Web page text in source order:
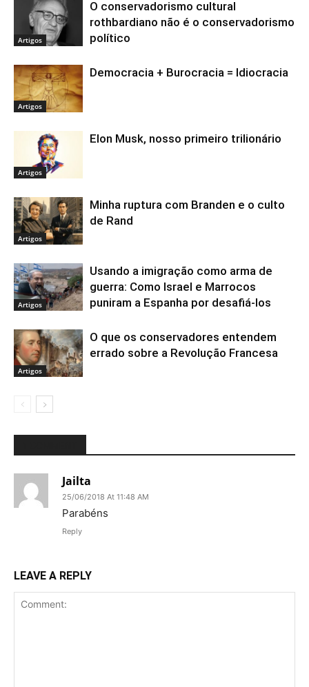
Artigos
O conservadorismo cultural
rothbardiano não é o conservadorismo
político
Artigos
Democracia + Burocracia = Idiocracia
Artigos
Elon Musk, nosso primeiro trilionário
Artigos
Minha ruptura com Branden e o culto
de Rand
Artigos
Usando a imigração como arma de
guerra: Como Israel e Marrocos
puniram a Espanha por desafiá-los
Artigos
O que os conservadores entendem
errado sobre a Revolução Francesa
Jailta
25/06/2018 At 11:48 AM
Parabéns
Reply
LEAVE A REPLY